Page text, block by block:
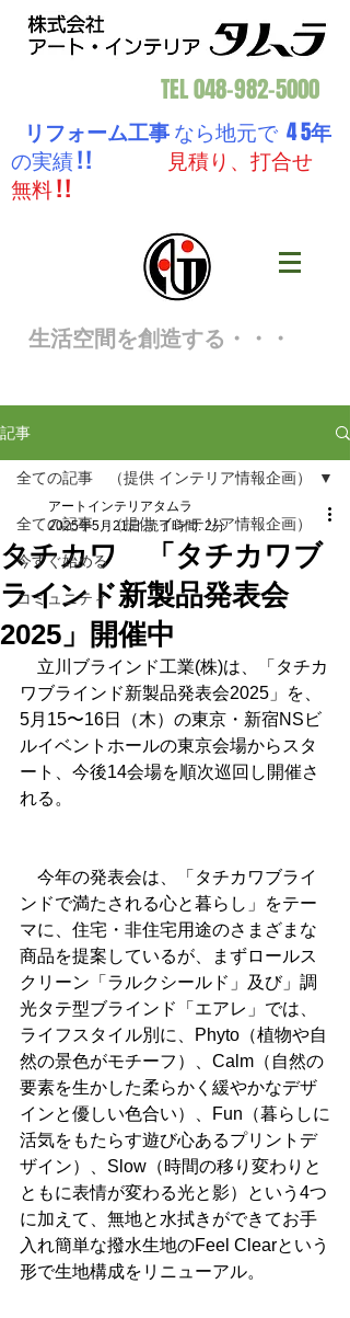
TEL048-982-5000
リフォーム工事なら地元で 4 5年
の実績 ! !
見積り、打合せ
無料 ! !
生活空間を創造する・・・
記事
全ての記事 （提供 インテリア情報企画）
今すぐ始める
コミュニティ
全ての記事 （提供 インテリア情報企画）
タチカワ 「タチカワブ
ラインド新製品発表会
2025」開催中
アートインテリアタムラ
2025年5月21日 読了時間: 2分
立川ブラインド工業(株)は、「タチカ
ワブラインド新製品発表会2025」を、
5月15〜16日（木）の東京・新宿NSビ
ルイベントホールの東京会場からスタ
ート、今後14会場を順次巡回し開催さ
れる。
今年の発表会は、「タチカワブライ
ンドで満たされる心と暮らし」をテー
マに、住宅・非住宅用途のさまざまな
商品を提案しているが、まずロールス
クリーン「ラルクシールド」及び」調
光タテ型ブラインド「エアレ」では、
ライフスタイル別に、Phyto（植物や自
然の景色がモチーフ）、Calm（自然の
要素を生かした柔らかく緩やかなデザ
インと優しい色合い）、Fun（暮らしに
活気をもたらす遊び心あるプリントデ
ザイン）、Slow（時間の移り変わりと
ともに表情が変わる光と影）という4つ
に加えて、無地と水拭きができてお手
入れ簡単な撥水生地のFeel Clearという
形で生地構成をリニューアル。